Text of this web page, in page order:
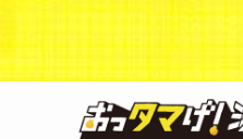
Warning : Undefined
44